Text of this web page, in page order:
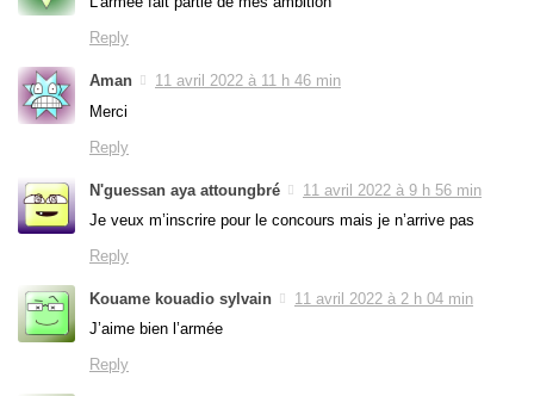
Reply
Aman
11 avril 2022 à 11 h 46 min
Merci
Reply
N'guessan aya attoungbré
11 avril 2022 à 9 h 56 min
Je veux m’inscrire pour le concours mais je n’arrive pas
Reply
Kouame kouadio sylvain
11 avril 2022 à 2 h 04 min
J’aime bien l’armée
Reply